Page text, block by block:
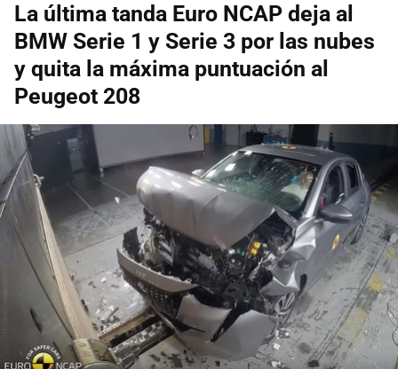
La última tanda Euro NCAP deja al
BMW Serie 1 y Serie 3 por las nubes
y quita la máxima puntuación al
Peugeot 208